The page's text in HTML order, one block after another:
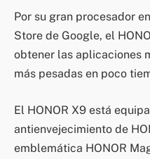
Por su gran procesador
Store de Google, el
obtener las aplicaciones
más pesadas en poco
El HONOR X9 está
antienvejecimiento de
emblemática HONOR